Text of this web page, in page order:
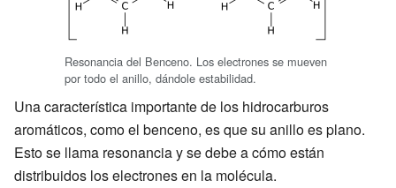
Resonancia del Benceno. Los electrones se mueven
por todo el anillo, dándole estabilidad.
Una característica importante de los hidrocarburos
aromáticos, como el benceno, es que su anillo es plano.
Esto se llama resonancia y se debe a cómo están
distribuidos los electrones en la molécula.